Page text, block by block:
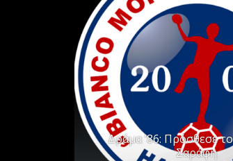
Δράμα ’86: Πρόσθεσε
Σαράφη